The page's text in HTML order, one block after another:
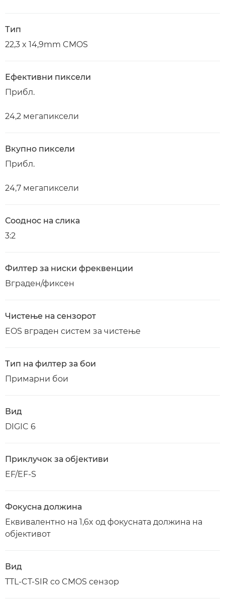
Тип
22,3 x 14,9mm CMOS
Ефективни пиксели
Прибл.
24,2 мегапиксели
Вкупно пиксели
Прибл.
24,7 мегапиксели
Сооднос на слика
3:2
Филтер за ниски фреквенции
Вграден/фиксен
Чистење на сензорот
EOS вграден систем за чистење
Тип на филтер за бои
Примарни бои
Вид
DIGIC 6
Приклучок за објективи
EF/EF-S
Фокусна должина
Еквивалентно на 1,6x од фокусната должина на
објективот
Вид
TTL-CT-SIR со CMOS сензор